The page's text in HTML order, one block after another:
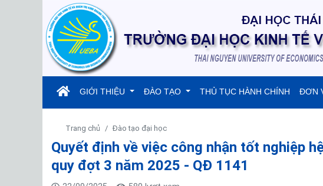
(current)
GIỚI THIỆU ĐÀO TẠO THỦ TỤC HÀNH CHÍNH ĐƠN
Trang chủ Đào tạo đại học
Quyết định về việc công nhận tốt nghiệp
quy đợt 3 năm 2025 - QĐ 1141